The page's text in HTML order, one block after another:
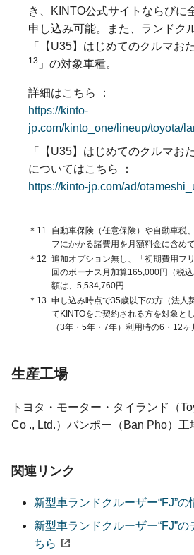
き、KINTO公式サイトならびに
申し込み可能。また、ランドク
「【U35】はじめてのクルマお
13 」の対象車種。
詳細はこちら ：
https://kinto-
jp.com/kinto_one/lineup/toyota/
「【U35】はじめてのクルマお
についてはこちら ：
https://kinto-jp.com/ad/
＊11
自動車保険（任意保険）や自動車税
フにかかる諸費用を月額料金に含め
＊12 追加オプション無し、「初期費用フ
回のボーナス月加算165,000円（税
額は、5,534,760円
＊13 申し込み時点で35歳以下の方（法人
てKINTOをご契約される方を対象と
（3年・5年・7年）利用時の6・12
生産工場
トヨタ・モーター・タイランド（
Co ., Ltd.）バンポー（Ban Pho）工
関連リンク
新型車ランドクルーザー“FJ”の
新型車ランドクルーザー“FJ”
ちら